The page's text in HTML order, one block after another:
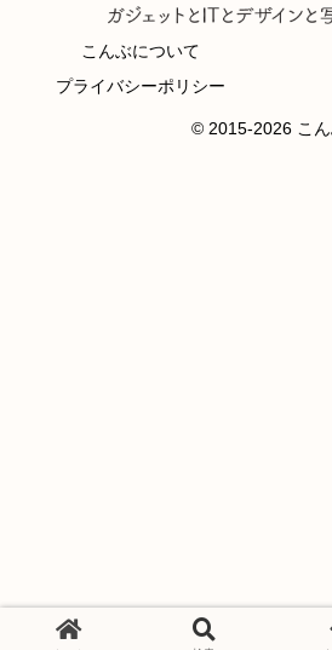
こんぶについて
プライバシーポリシー
© 2015-2026 こ